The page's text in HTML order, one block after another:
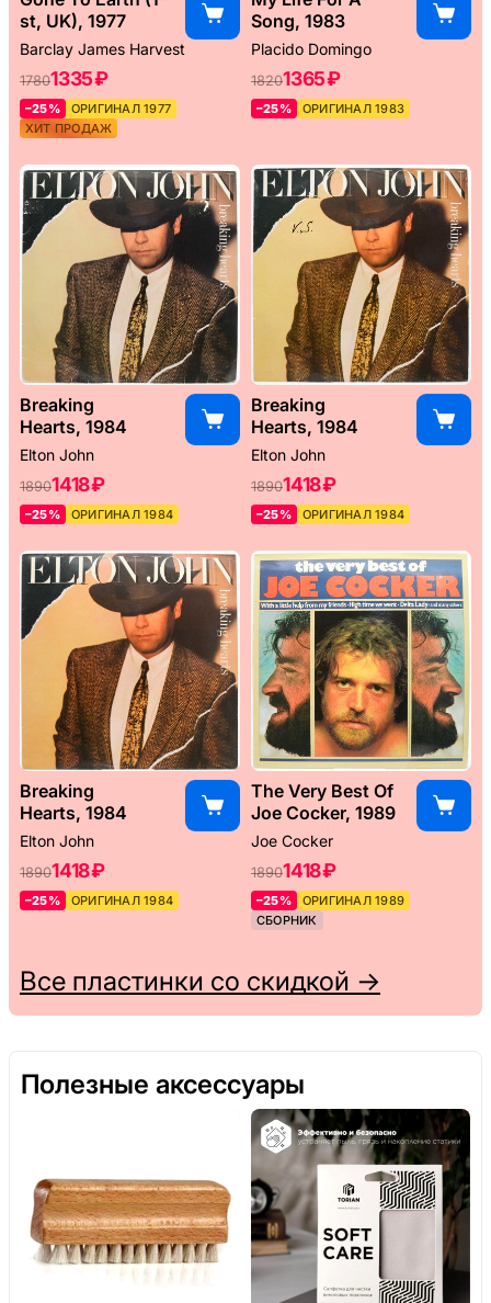
st, UK), 1977
Barclay James Harvest
17801335 ₽
–25%
ОРИГИНАЛ 1977
ХИТ ПРОДАЖ
Song, 1983
Placido Domingo
18201365 ₽
–25% ОРИГИНАЛ 1983
Breaking
Hearts, 1984
Elton John
18901418 ₽
–25% ОРИГИНАЛ 1984
Breaking
Hearts, 1984
Elton John
18901418 ₽
–25% ОРИГИНАЛ 1984
Breaking
Hearts, 1984
Elton John
18901418 ₽
–25% ОРИГИНАЛ 1984
The Very Best Of
Joe Cocker, 1989
Joe Cocker
18901418 ₽
–25%
ОРИГИНАЛ 1989
СБОРНИК
Все пластинки со скидкой →
Полезные аксессуары